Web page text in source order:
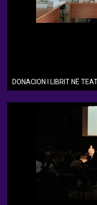
DONACION I LIBRIT NË